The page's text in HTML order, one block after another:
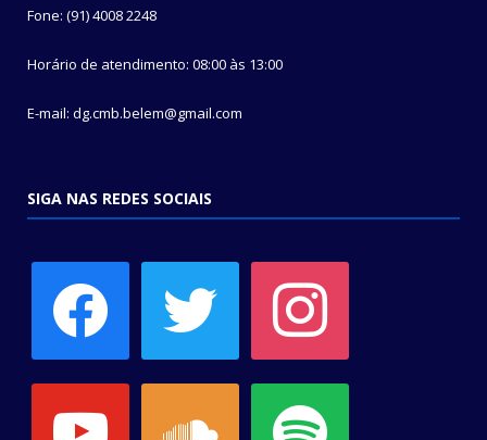
Fone: (91) 4008 2248
Horário de atendimento: 08:00 às 13:00
E-mail: dg.cmb.belem@gmail.com
SIGA NAS REDES SOCIAIS